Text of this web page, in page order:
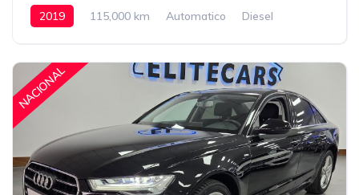
2019 115,000 km Automatico
Diesel
NACIONAL